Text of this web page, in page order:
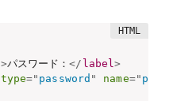
>パスワード：</ label>
type=" password " name="